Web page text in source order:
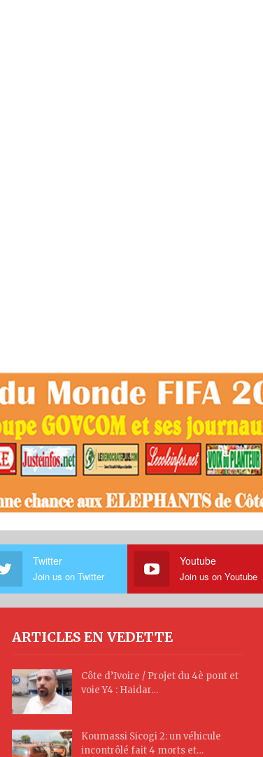
Twitter
Join us on Twitter
Youtube
Join us on Youtube
ARTICLES EN VEDETTE
Côte d’Ivoire / Projet du 4è pont et
voie Y4 : Haidar…
Koumassi Sicogi 2: un véhicule
incontrôlé fait 4 morts et…